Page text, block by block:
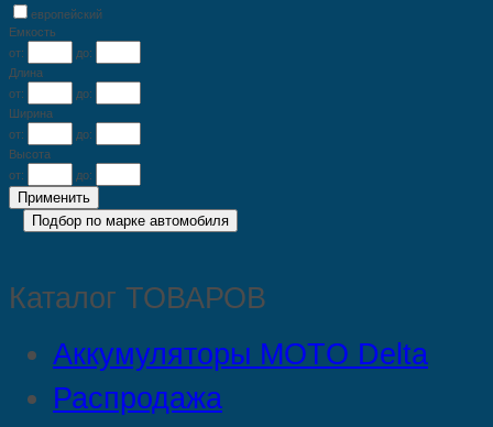
европейский
Емкость
от:
до:
Длина
от:
до:
Ширина
от:
до:
Высота
от:
до:
Каталог ТОВАРОВ
Аккумуляторы MOTO Delta
Распродажа